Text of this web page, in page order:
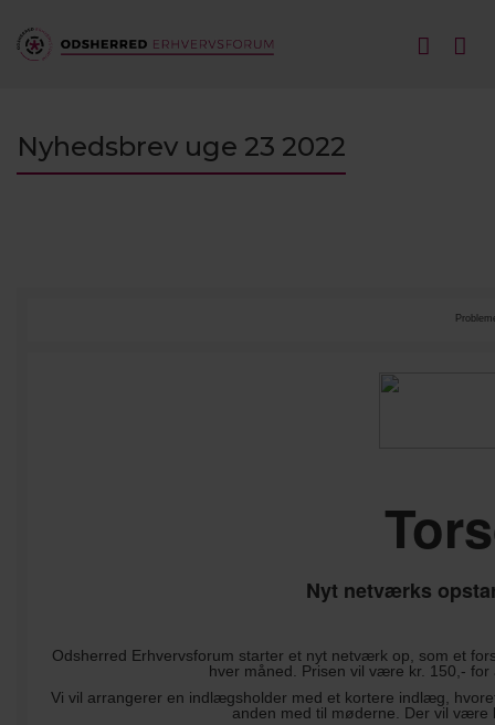
Nyhedsbrev uge 23 2022
Nyt netværks
Odsherred Erhvervsforum starter et nyt netværk op, som et
hver måned. Prisen vil være kr. 150,-
Vi vil arrangerer en indlægsholder med et kortere indlæg,
anden med til møderne. Der vil